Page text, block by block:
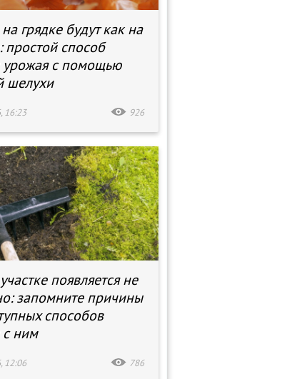
грядке будут как на
простой способ
с помощью
шелухи
16:23 926
появляется не
запомните причины
способов
ним
12:06 786